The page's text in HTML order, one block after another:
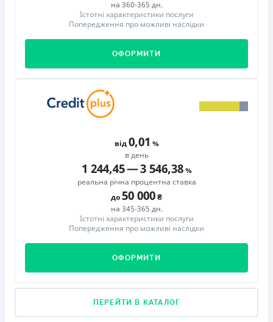
на 360-365 дн.
Істотні характеристики послуги
Попередження про можливі наслідки
ОФОРМИТИ
від0,01
в день
1 244,45—3 546,38
реальна річна процентна ставка
до50 000
на 345-365 дн.
Істотні характеристики послуги
Попередження про можливі наслідки
ОФОРМИТИ
ПЕРЕЙТИ В КАТАЛОГ